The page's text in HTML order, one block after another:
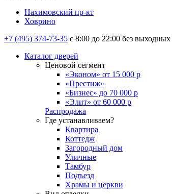
Нахимовский пр-кт
Ховрино
+7 (495) 374-73-35 с 8:00 до 22:00 без выходных
Каталог дверей
Ценовой сегмент
«Эконом» от 15 000 р
«Престиж»
«Бизнес» до 70 000 р
«Элит» от 60 000 р
Распродажа
Где устанавливаем?
Квартира
Коттедж
Загородный дом
Уличные
Тамбур
Подъезд
Храмы и церкви